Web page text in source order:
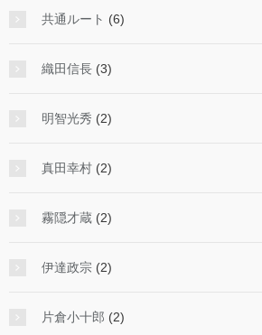
共通ルート (6)
織田信長 (3)
明智光秀 (2)
真田幸村 (2)
霧隠才蔵 (2)
伊達政宗 (2)
片倉小十郎 (2)